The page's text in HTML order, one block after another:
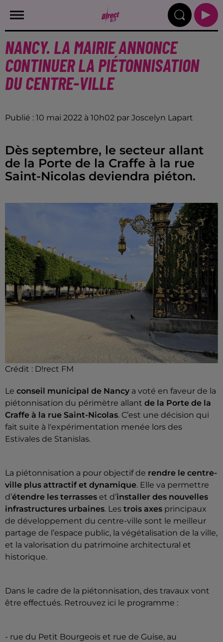
NANCY. LA MAIRIE ANNONCE
CONTINUER LA PIÉTONNISATION
DU CENTRE-VILLE
Publié : 10 mai 2022 à 10h02 par Joscelyn Lapart
Dès septembre, le secteur allant
de la Porte de la Craffe à la rue
Saint-Nicolas deviendra piéton.
Crédit : D!rect FM
Le conseil municipal de Nancy a voté en faveur de la
piétonnisation du périmètre allant de la Porte de la
Craffe à la rue Saint-Nicolas. C’est une décision qui
fait suite à l'expérimentation menée lors des
Estivales de Stanislas.
La piétonnisation a pour objectif de rendre le centre-
ville plus attractif et dynamique. Elle va permettre
d’étendre les terrasses et d’installer des nouvelles
infrastructures urbaines. Les trois axes principaux
de développement du centre-ville sont le meilleur
partage de l’espace public, la végétalisation de la ville,
et la valorisation du patrimoine architectural et
historique.
Dans le cadre de la piétonnisation, des travaux vont
être effectués. Retrouvez ici le programme :
- rue du Petit Bourgeois et rue de Guise, au